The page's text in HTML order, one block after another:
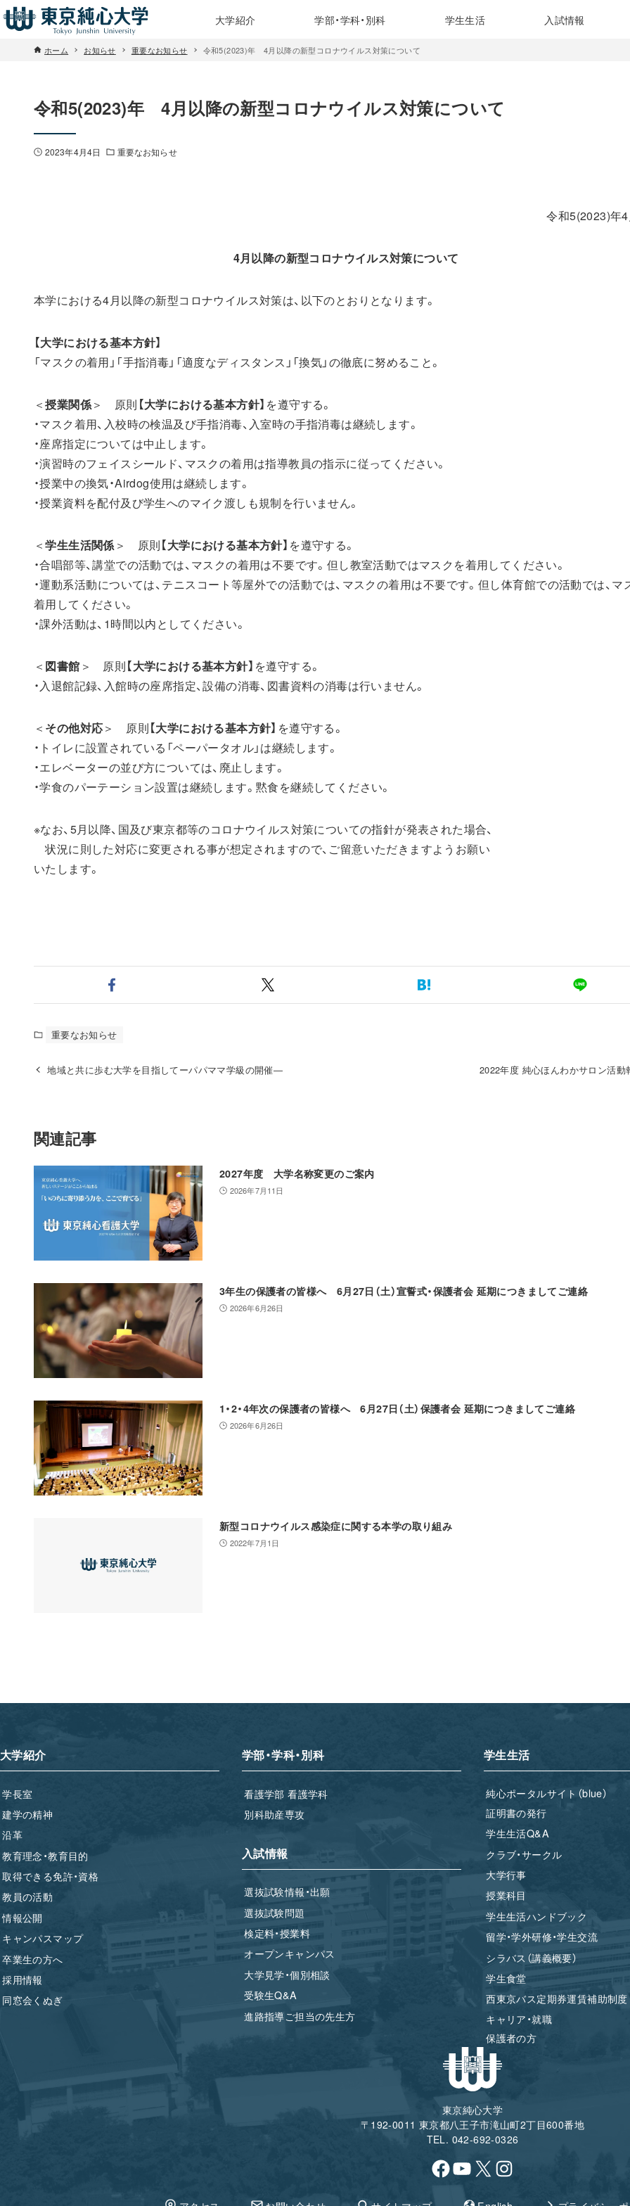
大学紹介 学部・学科・別科 学生生活 入試情報
ホーム お知らせ 重要なお知らせ 令和5(2023)年 4月以降の新型コロナウイルス対策について
令和5(2023)年 4月以降の新型コロナウイルス対策について
2023年4月4日 重要なお知らせ
令和5(2023)年
4月以降の新型コロナウイルス対策について
本学における4月以降の新型コロナウイルス対策は、以下のとおりとなります。
【大学における基本方針】
「マスクの着用」「手指消毒」「適度なディスタンス」「換気」の徹底に努めること。
＜授業関係＞ 原則 【大学における基本方針】 を遵守する。
・マスク着用、入校時の検温及び手指消毒、入室時の手指消毒は継続します。
・座席指定については中止します。
・演習時のフェイスシールド、マスクの着用は指導教員の指示に従ってください。
・授業中の換気・Airdog使用は継続します。
・授業資料を配付及び学生へのマイク渡しも規制を行いません。
＜学生生活関係＞ 原則【大学における基本方針】 を遵守する。
・合唱部等、講堂での活動では、マスクの着用は不要です。但し教室活動ではマスクを着用してください。
・運動系活動については、テニスコート等屋外での活動では、マスクの着用は不要です。但し体育館での活動では、マ
着用してください。
・課外活動は、1時間以内としてください。
＜ 図書館 ＞ 原則【大学における基本方針】 を遵守する。
・入退館記録、入館時の座席指定、設備の消毒、図書資料の消毒は行いません。
＜ その他対応＞ 原則【大学における基本方針】 を遵守する。
・トイレに設置されている「ペーパータオル」は継続します。
・エレベーターの並び方については、廃止します。
・学食のパーテーション設置は継続します。黙食を継続してください。
※なお、5月以降、国及び東京都等のコロナウイルス対策についての指針が発表された場合、
状況に則した対応に変更される事が想定されますので、ご留意いただきますようお願い
いたします。
重要なお知らせ
地域と共に歩む大学を目指してーパパママ学級の開催― 2022年度 純心ほんわかサロン活動
関連記事
2027年度 大学名称変更のご案内
2026年7月11日
3年生の保護者の皆様へ 6月27日（土）宣誓式・保護者会 延期につきましてご連絡
2026年6月26日
1・2・4年次の保護者の皆様へ 6月27日（土）保護者会 延期につきましてご連絡
2026年6月26日
新型コロナウイルス感染症に関する本学の取り組み
2022年7月1日
大学紹介
学長室
建学の精神
沿革
教育理念・教育目的
取得できる免許・資格
教員の活動
情報公開
キャンパスマップ
卒業生の方へ
採用情報
同窓会くぬぎ
学部・学科・別科
看護学部 看護学科
別科助産専攻
入試情報
選抜試験情報・出願
選抜試験問題
検定料・授業料
オープンキャンパス
大学見学・個別相談
受験生Q&A
進路指導ご担当の先生方
学生生活
純心ポータルサイト（blue）
証明書の発行
学生生活Q&A
クラブ・サークル
大学行事
授業科目
学生生活ハンドブック
留学・学外研修・学生交流
シラバス（講義概要）
学生食堂
西東京バス定期券運賃補助制度
キャリア・就職
保護者の方
東京純心大学
〒192-0011 東京都八王子市滝山町2丁目600番地
TEL. 042-692-0326
Facebook
YouTube
X Instagram